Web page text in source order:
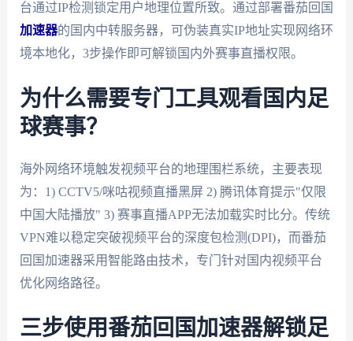
台通过IP检测锁定用户地理位置所致。通过部署番茄回国
加速器的国内中转服务器，可伪装真实IP地址实现网络环
境本地化，3步操作即可解锁国内外赛事直播权限。
为什么需要专门工具观看国内足
球赛事？
海外网络环境触发视频平台的地理围栏系统，主要表现
为：1) CCTV5/咪咕视频直播黑屏 2) 腾讯体育提示"仅限
中国大陆播放" 3) 赛事直播APP无法加载实时比分。传统
VPN难以稳定突破视频平台的深度包检测(DPI)，而番茄
回国加速器采用智能路由技术，专门针对国内视频平台
优化网络路径。
三步使用番茄回国加速器解锁足